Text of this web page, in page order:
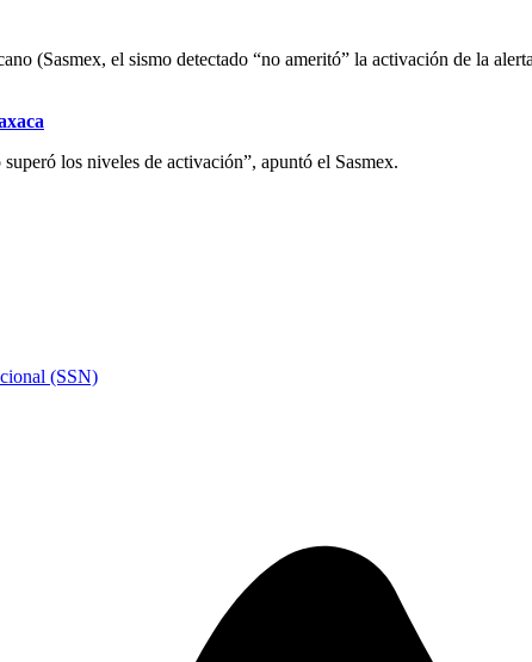
(Sasmex, el sismo detectado “no ameritó” la activación de la
los niveles de activación”, apuntó el Sasmex.
(SSN)